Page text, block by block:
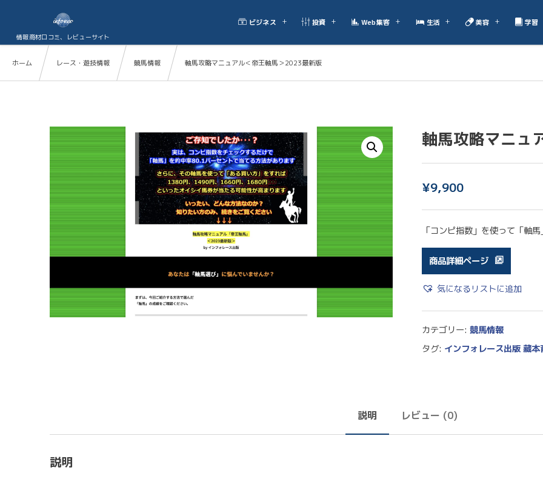
情報商材口コミ、レビューサイト
ビジネス 投資 Web集客 生活 美容 学習
ホーム レース・遊技情報 競馬情報 軸馬攻略マニュアル＜帝王軸馬＞2023最新版
軸馬攻略マニュ
¥9,900
「コンピ指数」を使って「軸
商品詳細ページ
気になるリストに追加
カテゴリー: 競馬情報
タグ: インフォレース出版 藏本
説明 レビュー (0)
説明